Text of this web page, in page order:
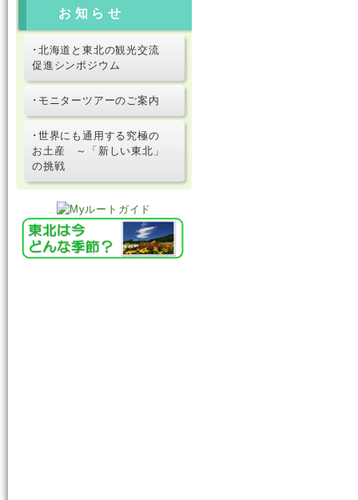
お知らせ
･北海道と東北の観光交流
促進シンポジウム
･モニターツアーのご案内
･世界にも通用する究極の
お土産 ～「新しい東北」
の挑戦